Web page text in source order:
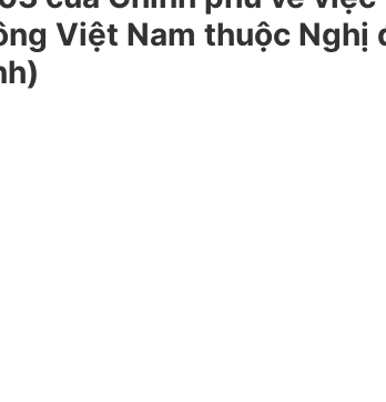
Việt Nam thuộc Nghị